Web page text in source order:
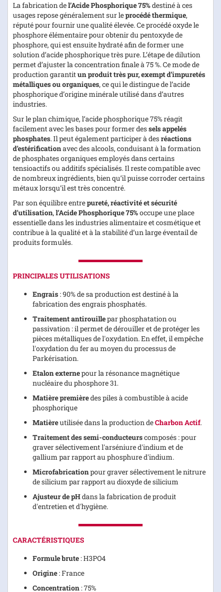
La fabrication del’Acide Phosphorique 75%destiné à ces
usages repose généralement sur leprocédé thermique,
réputé pour fournir une qualité élevée. Ce procédé oxyde le
phosphore élémentaire pour obtenir du pentoxyde de
phosphore, qui est ensuite hydraté afin de former une
solution d’acide phosphorique très pure. L’étape de dilution
permet d’ajuster la concentration finale à 75 %. Ce mode de
production garantitun produit très pur, exempt d’impuretés
métalliques ou organiques, ce qui le distingue de l’acide
phosphorique d’origine minérale utilisé dans d’autres
industries.
Sur le plan chimique, l’acide phosphorique 75% réagit
facilement avec les bases pour former dessels appelés
phosphates. Il peut également participer à desréactions
d’estérificationavec des alcools, conduisant à la formation
de phosphates organiques employés dans certains
tensioactifs ou additifs spécialisés. Il reste compatible avec
de nombreux ingrédients, bien qu’il puisse corroder certains
métaux lorsqu’il est très concentré.
Par son équilibre entrepureté, réactivité et sécurité
d’utilisation,l’Acide Phosphorique 75%occupe une place
essentielle dans les industries alimentaire et cosmétique et
contribue à la qualité et à la stabilité d’un large éventail de
produits formulés.
PRINCIPALES UTILISATIONS
Engrais : 90% de sa production est destiné à la
fabrication des engrais phosphatés.
Traitement antirouillepar phosphatation ou
passivation : il permet de dérouiller et de protéger les
pièces métalliques de l'oxydation. En effet, il empêche
l'oxydation du fer au moyen du processus de
Parkérisation.
Etalon externepour la résonance magnétique
nucléaire du phosphore 31.
Matière premièredes piles à combustible à acide
phosphorique
Matièreutilisée dans la production deCharbon Actif.
Traitement des semi-conducteurscomposés : pour
graver sélectivement l'arséniure d'indium et de
gallium par rapport au phosphure d'indium.
Microfabricationpour graver sélectivement le nitrure
de silicium par rapport au dioxyde de silicium
Ajusteur de pHdans la fabrication de produit
d'entretien et d'hygiène.
CARACTÉRISTIQUES
Formule brute : H3PO4
Origine : France
Concentration : 75%